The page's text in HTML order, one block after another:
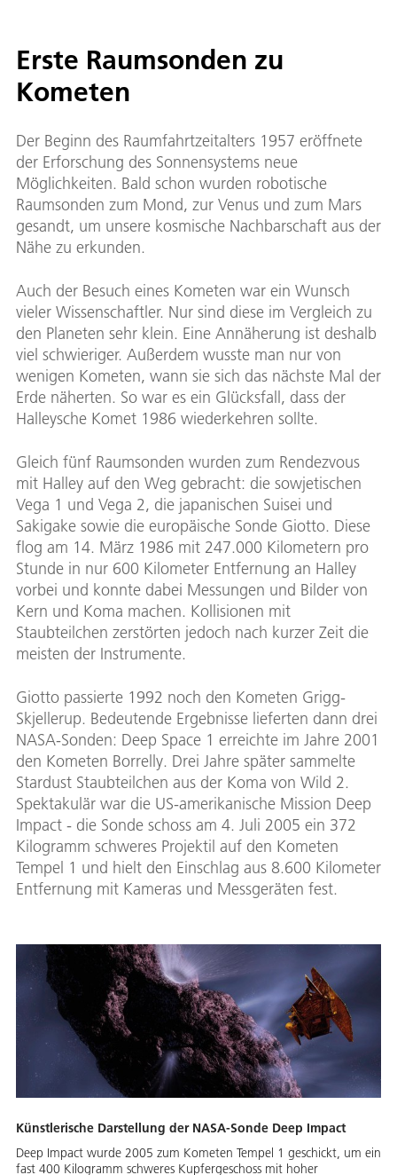
Erste Raumsonden zu
Kometen
Der Beginn des Raumfahrtzeitalters 1957 eröffnete
der Erforschung des Sonnensystems neue
Möglichkeiten. Bald schon wurden robotische
Raumsonden zum Mond, zur Venus und zum Mars
gesandt, um unsere kosmische Nachbarschaft aus der
Nähe zu erkunden.
Auch der Besuch eines Kometen war ein Wunsch
vieler Wissenschaftler. Nur sind diese im Vergleich zu
den Planeten sehr klein. Eine Annäherung ist deshalb
viel schwieriger. Außerdem wusste man nur von
wenigen Kometen, wann sie sich das nächste Mal der
Erde näherten. So war es ein Glücksfall, dass der
Halleysche Komet 1986 wiederkehren sollte.
Gleich fünf Raumsonden wurden zum Rendezvous
mit Halley auf den Weg gebracht: die sowjetischen
Vega 1 und Vega 2, die japanischen Suisei und
Sakigake sowie die europäische Sonde Giotto. Diese
flog am 14. März 1986 mit 247.000 Kilometern pro
Stunde in nur 600 Kilometer Entfernung an Halley
vorbei und konnte dabei Messungen und Bilder von
Kern und Koma machen. Kollisionen mit
Staubteilchen zerstörten jedoch nach kurzer Zeit die
meisten der Instrumente.
Giotto passierte 1992 noch den Kometen Grigg-
Skjellerup. Bedeutende Ergebnisse lieferten dann drei
NASA-Sonden: Deep Space 1 erreichte im Jahre 2001
den Kometen Borrelly. Drei Jahre später sammelte
Stardust Staubteilchen aus der Koma von Wild 2.
Spektakulär war die US-amerikanische Mission Deep
Impact - die Sonde schoss am 4. Juli 2005 ein 372
Kilogramm schweres Projektil auf den Kometen
Tempel 1 und hielt den Einschlag aus 8.600 Kilometer
Entfernung mit Kameras und Messgeräten fest.
Künstlerische Darstellung der NASA-Sonde Deep Impact
Deep Impact wurde 2005 zum Kometen Tempel 1 geschickt, um ein
fast 400 Kilogramm schweres Kupfergeschoss mit hoher